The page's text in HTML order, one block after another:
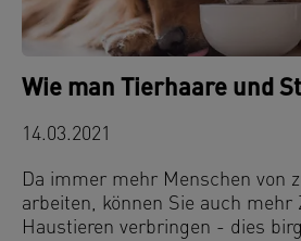
Wie man Tierhaare und
14.03.2021
Da immer mehr Menschen von
arbeiten, können Sie auch mehr
Haustieren verbringen - dies